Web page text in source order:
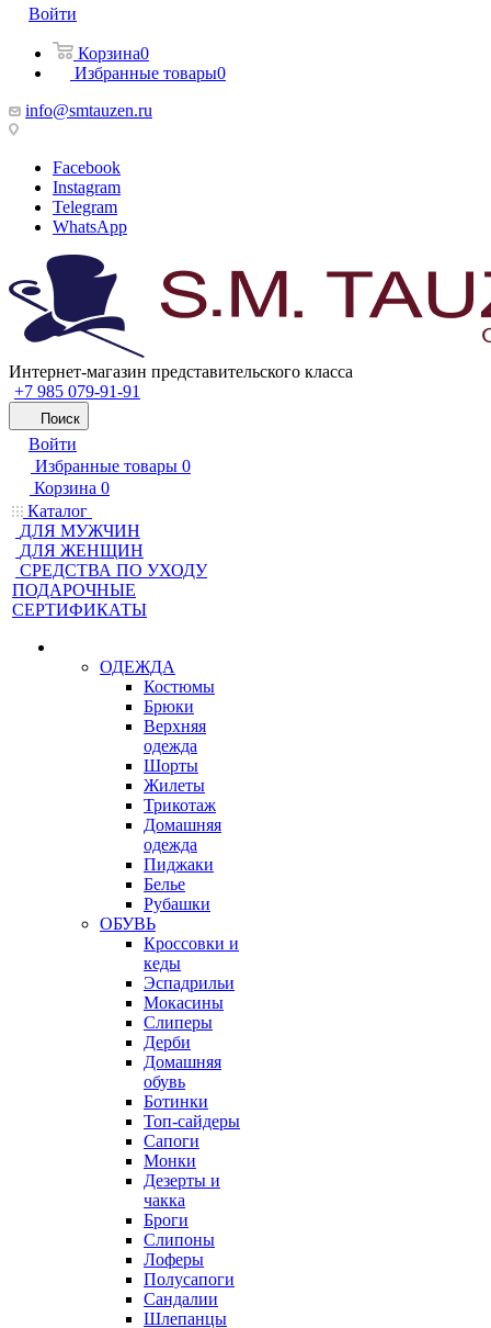
Войти
Корзина0
Избранные товары0
info@smtauzen.ru
Facebook
Instagram
Telegram
WhatsApp
Интернет-магазин представительского класса
+7 985 079-91-91
Поиск
Войти
Избранные товары 0
Корзина 0
Каталог
ДЛЯ МУЖЧИН
ДЛЯ ЖЕНЩИН
CРЕДСТВА ПО УХОДУ
ПОДАРОЧНЫЕ
СЕРТИФИКАТЫ
ОДЕЖДА
Костюмы
Брюки
Верхняя
одежда
Шорты
Жилеты
Трикотаж
Домашняя
одежда
Пиджаки
Белье
Рубашки
ОБУВЬ
Кроссовки и
кеды
Эспадрильи
Мокасины
Слиперы
Дерби
Домашняя
обувь
Ботинки
Топ-сайдеры
Сапоги
Монки
Дезерты и
чакка
Броги
Слипоны
Лоферы
Полусапоги
Сандалии
Шлепанцы